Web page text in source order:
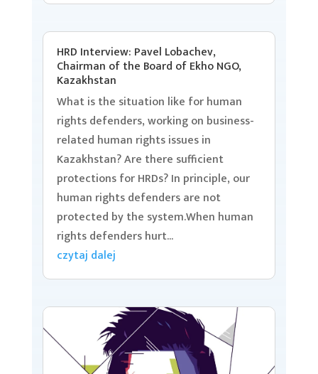
HRD Interview: Pavel Lobachev,
Chairman of the Board of Ekho NGO,
Kazakhstan
What is the situation like for human
rights defenders, working on business-
related human rights issues in
Kazakhstan? Are there sufficient
protections for HRDs? In principle, our
human rights defenders are not
protected by the system.When human
rights defenders hurt...
czytaj dalej